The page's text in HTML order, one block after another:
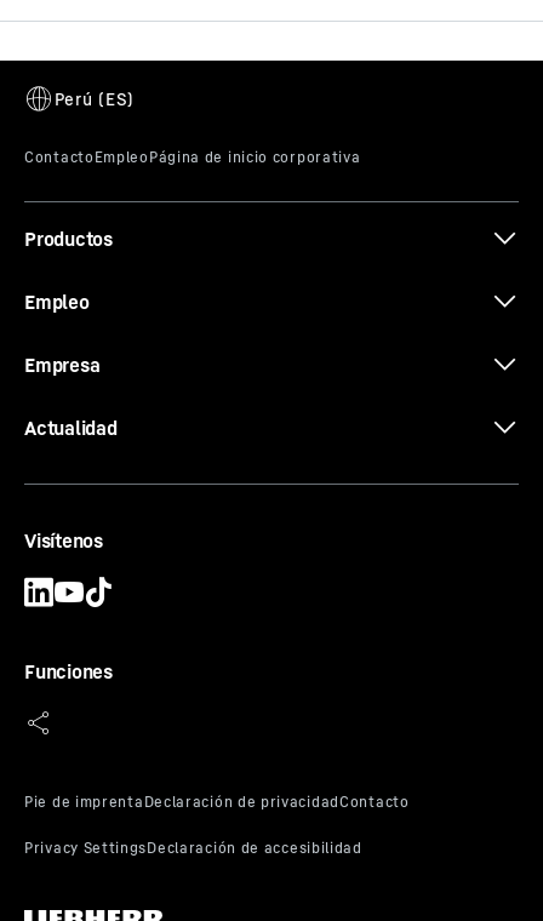
Productos
Empleo
Empresa
Actualidad
Visítenos
Funciones